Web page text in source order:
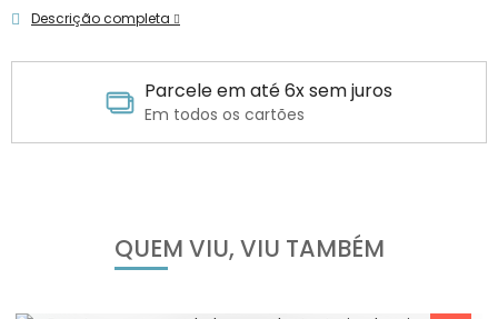
Descrição completa
Parcele em até 6x sem juros
Em todos os cartões
QUEM VIU, VIU TAMBÉM